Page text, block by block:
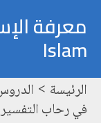
إلى
المحتوى
Islam
الرئيسة
في رحاب التفسير